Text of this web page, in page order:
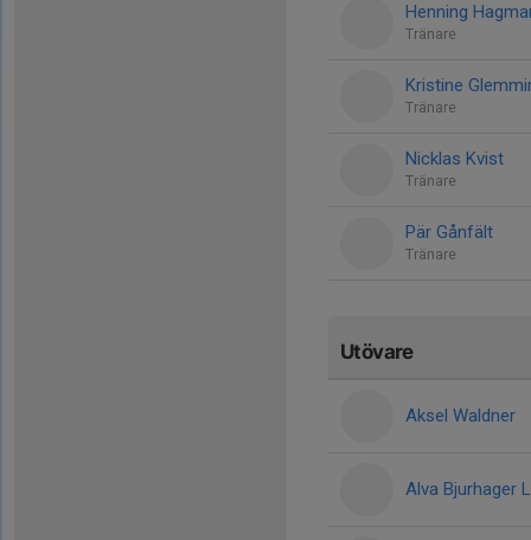
Henning
Tränare
Kristine
Tränare
Nicklas Kvist
Tränare
Pär Gånfält
Tränare
Utövare
Aksel Waldner
Alva Bjurhager